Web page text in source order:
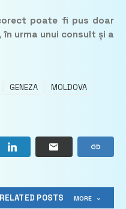
poate fi pus doar
urma unui consult și a
GENEZA
MOLDOVA
RELATED POSTS MORE